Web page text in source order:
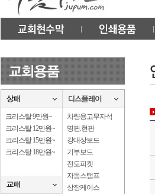
크리스탈 9만원~
크리스탈 12만원~
크리스탈 15만원~
크리스탈 18만원~
차량용고무자석
명판.현판
강대상보드
기부보드
전도피켓
자동스탬프
상장케이스